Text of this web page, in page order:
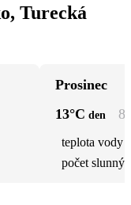
Turecká
Prosinec
13°C den 8
teplota vody
počet